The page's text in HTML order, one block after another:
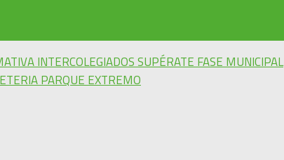
INTERCOLEGIADOS SUPÉRATE FASE MUNICIPAL
PARQUE EXTREMO